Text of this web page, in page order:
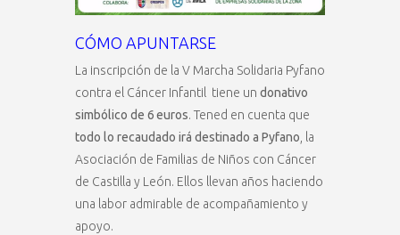
CÓMO APUNTARSE
La inscripción de la V Marcha Solidaria Pyfano
contra el Cáncer Infantil tiene un donativo
simbólico de 6 euros. Tened en cuenta que
todo lo recaudado irá destinado a Pyfano, la
Asociación de Familias de Niños con Cáncer
de Castilla y León. Ellos llevan años haciendo
una labor admirable de acompañamiento y
apoyo.